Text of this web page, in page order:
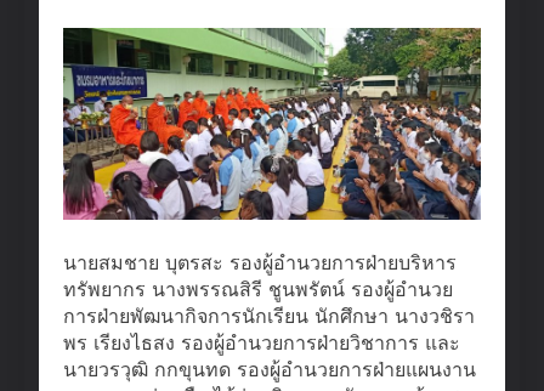
นายสมชาย บุตรสะ รองผู้อำนวยการฝ่ายบริหาร
ทรัพยากร นางพรรณสิรี ชูนพรัตน์ รองผู้อำนวย
การฝ่ายพัฒนากิจการนักเรียน นักศึกษา นางวชิรา
พร เรียงไธสง รองผู้อำนวยการฝ่ายวิชาการ และ
นายวรวุฒิ กกขุนทด รองผู้อำนวยการฝ่ายแผนงาน